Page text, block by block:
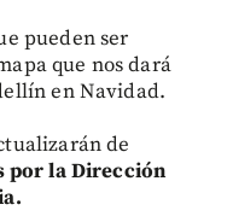
pueden ser
que nos dará
en Navidad.
de
por la Dirección